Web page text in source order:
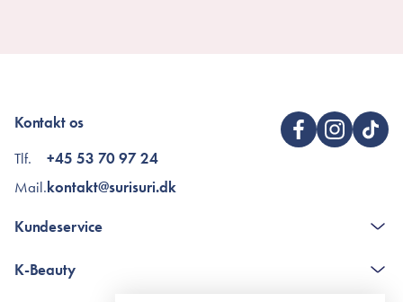
Kontakt os
Tlf.
Mail.
+45 53 70 97 24
kontakt@surisuri.dk
Kundeservice
The K-Beauty Box - spørgsmål og svar
K-Beauty